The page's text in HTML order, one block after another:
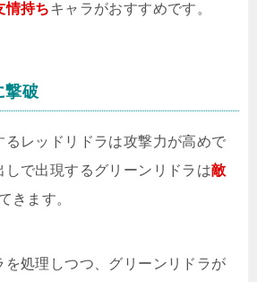
情持ちキャラがおすすめです。
撃破
るレッドリドラは攻撃力が高めで
しで出現するグリーンリドラは敵
きます。
を処理しつつ、グリーンリドラが